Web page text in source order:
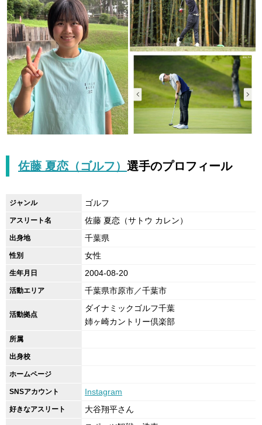
佐藤 夏恋（ゴルフ） 選手のプロフィール
ジャンル ゴルフ
アスリート名 佐藤 夏恋（サトウ カレン）
出身地 千葉県
性別 女性
生年月日 2004-08-20
活動エリア 千葉県市原市／千葉市
活動拠点
ダイナミックゴルフ千葉
姉ヶ崎カントリー倶楽部
所属
出身校
ホームページ
SNSアカウント Instagram
好きなアスリート 大谷翔平さん